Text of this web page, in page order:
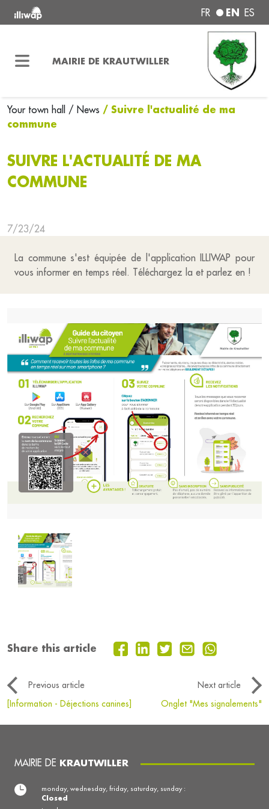
FR EN ES
MAIRIE DE KRAUTWILLER
Your town hall / News / Suivre l'actualité de ma
commune
SUIVRE L'ACTUALITÉ DE MA
COMMUNE
7/23/24
La commune s'est équipée de l'application ILLIWAP pour
vous informer en temps réel. Téléchargez la et parlez en !
Share this article
Previous article
Next article
[Information - Déjections canines]
Onglet "Mes signalements"
MAIRIE DE KRAUTWILLER
monday, wednesday, friday, saturday, sunday :
Closed